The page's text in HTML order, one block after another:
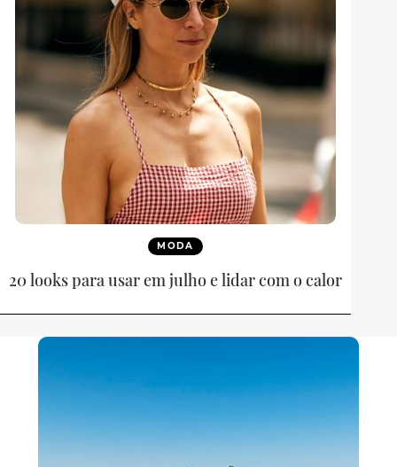
MODA
20 looks para usar em julho e lidar com o calor